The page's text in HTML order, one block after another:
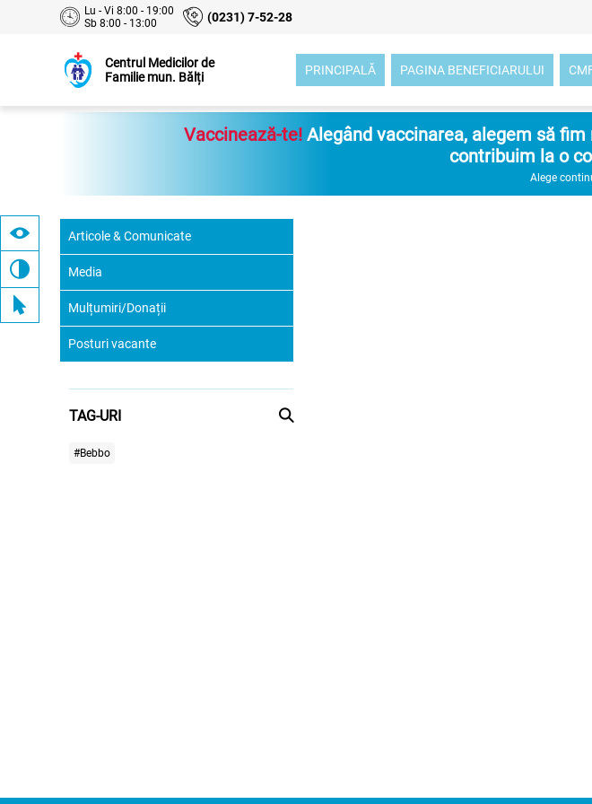
Lu - Vi 8:00 - 19:00
Sb 8:00 - 13:00
(0231) 7-52-28
Centrul Medicilor de
Familie mun. Bălți
PRINCIPALĂ PAGINA BENEFICIARULUI
Vaccinează-te! Alegând vaccinarea, alegem să
contribuim la o
Alege
Articole & Comunicate
Media
Mulțumiri/Donații
Posturi vacante
TAG-URI
#Bebbo